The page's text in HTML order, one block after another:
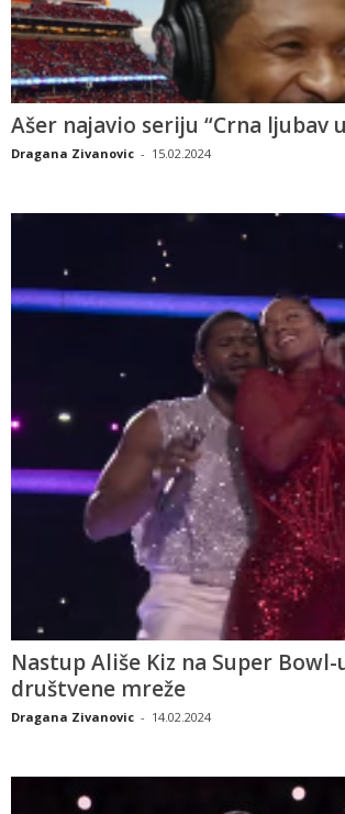
Ašer najavio seriju “Crna ljubav
Dragana Zivanovic - 15.02.2024
Nastup Ališe Kiz na Super Bowl-
društvene mreže
Dragana Zivanovic - 14.02.2024